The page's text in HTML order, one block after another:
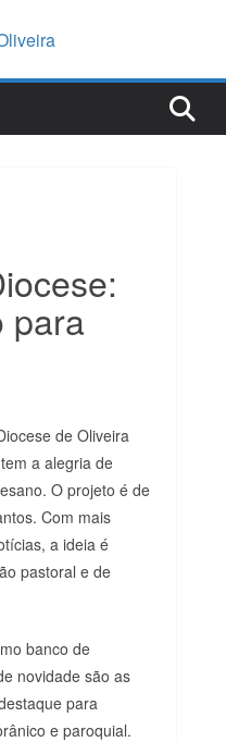
para
de Oliveira
a alegria de
O projeto é de
Com mais
a ideia é
pastoral e de
banco de
novidade são as
para
e paroquial.